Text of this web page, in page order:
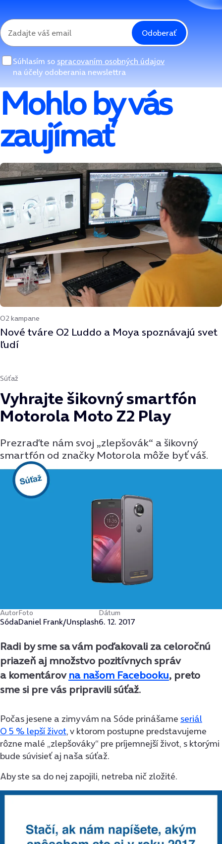
Odoberať
Súhlasím so spracovaním osobných údajov
na účely odoberania newslettra
Mohlo by vás
zaujímať
O2 kampane
Nové tváre O2 Luddo a Moya spoznávajú svet
ľudí
Súťaž
Vyhrajte šikovný smartfón
Motorola Moto Z2 Play
Prezraďte nám svoj „zlepšovák“ a šikovný
smartfón od značky Motorola môže byť váš.
Autor
Sóda
Foto
Daniel Frank/Unsplash
Dátum
6. 12. 2017
Radi by sme sa vám poďakovali za celoročnú
priazeň aj množstvo pozitívnych správ
a komentárovna našom Facebooku, preto
sme si pre vás pripravili súťaž.
Počas jesene a zimy vám na Sóde prinášame seriál
O 5 % lepší život, v ktorom postupne predstavujeme
rôzne malé „zlepšováky“ pre príjemnejší život, s ktorými
bude súvisieť aj naša súťaž.
Aby ste sa do nej zapojili, netreba nič zložité.